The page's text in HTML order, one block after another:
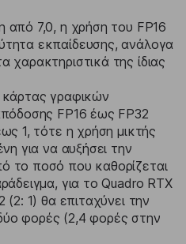
από 7,0, η χρήση του FP16
εκπαίδευσης, ανάλογα
χαρακτηριστικά της ίδιας
γραφικών
FP16 έως FP32
1, τότε η χρήση μικτής
για να αυξήσει την
το ποσό που καθορίζεται
για το Quadro RTX
1) θα επιταχύνει την
φορές (2,4 φορές στην